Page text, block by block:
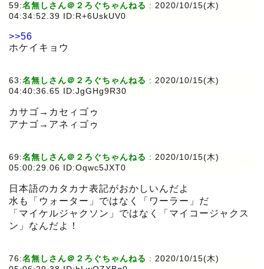
59:名無しさん＠２ろぐちゃんねる : 2020/10/15(木)
04:34:52.39 ID:R+6UskUV0
>>56
ホケイキョウ
63:名無しさん＠２ろぐちゃんねる : 2020/10/15(木)
04:40:36.65 ID:JgGHg9R30
カサゴ→カセィゴゥ
アナゴ→アネィゴゥ
69:名無しさん＠２ろぐちゃんねる : 2020/10/15(木)
05:00:29.06 ID:Oqwc5JXT0
日本語のカタカナ表記がおかしいんだよ
水も「ウォーター」ではなく「ワーラー」だ
「マイケルジャクソン」ではなく「マイコージャクス
ン」なんだよ！
76:名無しさん＠２ろぐちゃんねる : 2020/10/15(木)